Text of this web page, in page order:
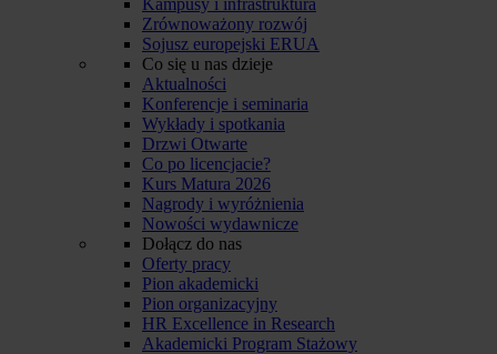
Zrównoważony rozwój
Sojusz europejski ERUA
Co się u nas dzieje
Aktualności
Konferencje i seminaria
Wykłady i spotkania
Drzwi Otwarte
Co po licencjacie?
Kurs Matura 2026
Nagrody i wyróżnienia
Nowości wydawnicze
Dołącz do nas
Oferty pracy
Pion akademicki
Pion organizacyjny
HR Excellence in Research
Akademicki Program Stażowy